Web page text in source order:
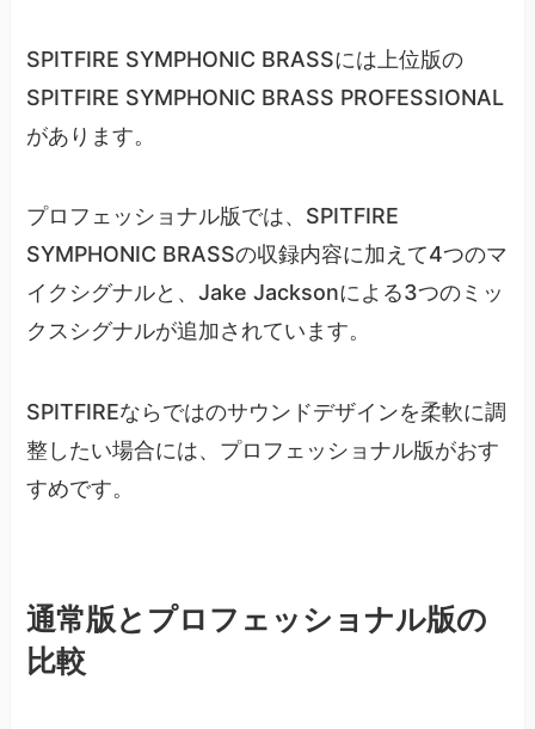
SPITFIRE SYMPHONIC BRASSには上位版の
SPITFIRE SYMPHONIC BRASS PROFESSIONAL
があります。
プロフェッショナル版では、SPITFIRE
SYMPHONIC BRASSの収録内容に加えて4つのマ
イクシグナルと、Jake Jacksonによる3つのミッ
クスシグナルが追加されています。
SPITFIREならではのサウンドデザインを柔軟に調
整したい場合には、プロフェッショナル版がおす
すめです。
通常版とプロフェッショナル版の
比較